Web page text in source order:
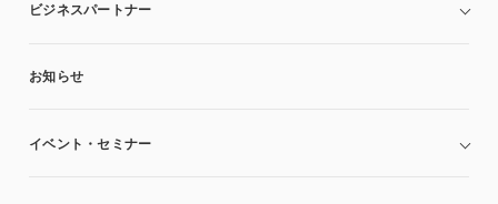
ビジネスパートナー
お知らせ
イベント・セミナー